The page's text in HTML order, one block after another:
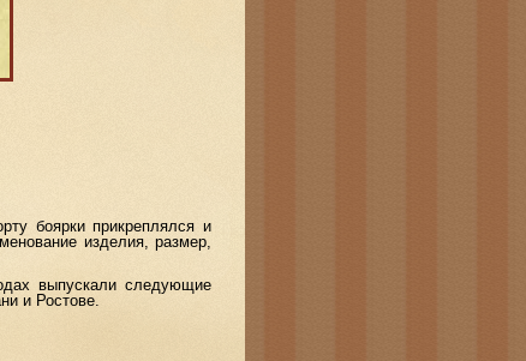
боярки прикреплялся и
изделия, размер,
выпускали следующие
и Ростове.